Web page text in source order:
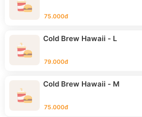
75.000đ
Cold Brew Hawaii - L
79.000đ
Cold Brew Hawaii - M
75.000đ